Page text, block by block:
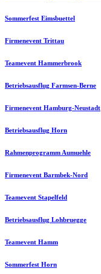
Sommerfest Eimsbuettel
Firmenevent Trittau
Teamevent Hammerbrook
Betriebsausflug Farmsen-Berne
Firmenevent Hamburg-Neustadt
Betriebsausflug Horn
Rahmenprogramm Aumuehle
Firmenevent Barmbek-Nord
Teamevent Stapelfeld
Betriebsausflug Lohbruegge
Teamevent Hamm
Sommerfest Horn